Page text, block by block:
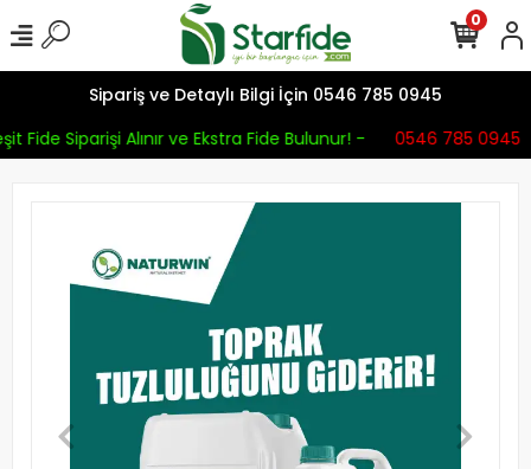
Sipariş ve Detaylı Bilgi İçin 0546 785 0945
Fide Siparişi Alınır ve Ekstra Fide Bulunur! -
0546 785 0945
0